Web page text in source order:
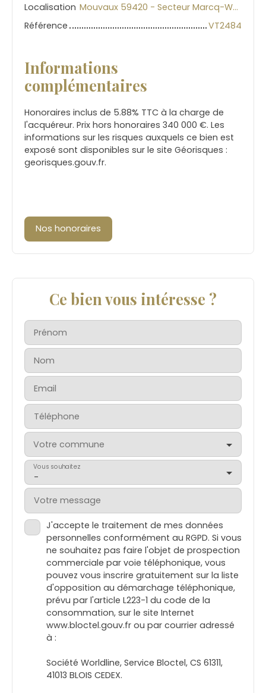
Localisation
Mouvaux 59420 - Secteur Marcq-Wasquehal-Mouvaux
Référence
VT2484
Informations
complémentaires
Honoraires inclus de 5.88% TTC à la charge de
l'acquéreur. Prix hors honoraires 340 000 €. Les
informations sur les risques auxquels ce bien est
exposé sont disponibles sur le site Géorisques :
georisques.gouv.fr.
Nos honoraires
Ce bien vous intéresse ?
Prénom
Nom
Email
Téléphone
Votre commune
-
Vous souhaitez
Votre message
J'accepte le traitement de mes données
personnelles conformément au RGPD. Si vous
ne souhaitez pas faire l'objet de prospection
commerciale par voie téléphonique, vous
pouvez vous inscrire gratuitement sur la liste
d'opposition au démarchage téléphonique,
prévu par l'article L223-1 du code de la
consommation, sur le site Internet
www.bloctel.gouv.fr ou par courrier adressé
à :
Société Worldline, Service Bloctel, CS 61311,
41013 BLOIS CEDEX.